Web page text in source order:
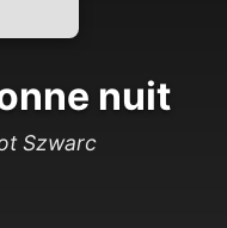
nuit
Szwarc